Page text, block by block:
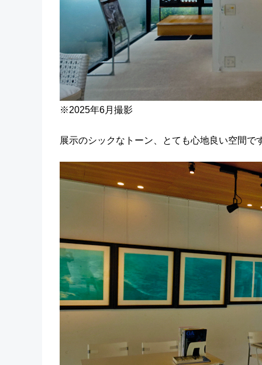
※2025年6月撮影
展示のシックなトーン、とても心地良い空間で